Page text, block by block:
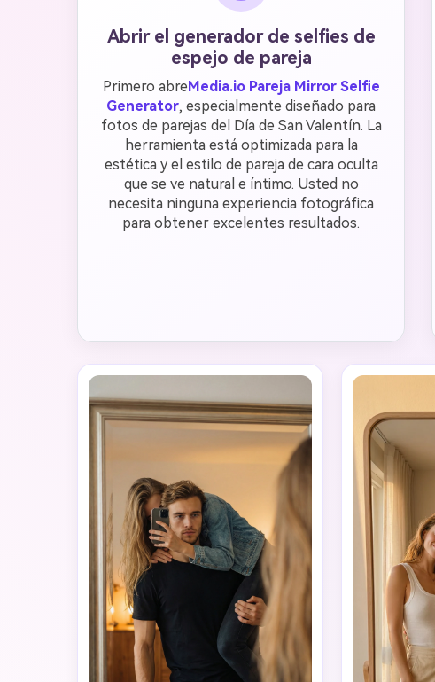
Abrir el generador de selfies de
espejo de pareja
Primero abreMedia.io Pareja Mirror Selfie
Generator, especialmente diseñado para
fotos de parejas del Día de San Valentín. La
herramienta está optimizada para la
estética y el estilo de pareja de cara oculta
que se ve natural e íntimo. Usted no
necesita ninguna experiencia fotográfica
para obtener excelentes resultados.